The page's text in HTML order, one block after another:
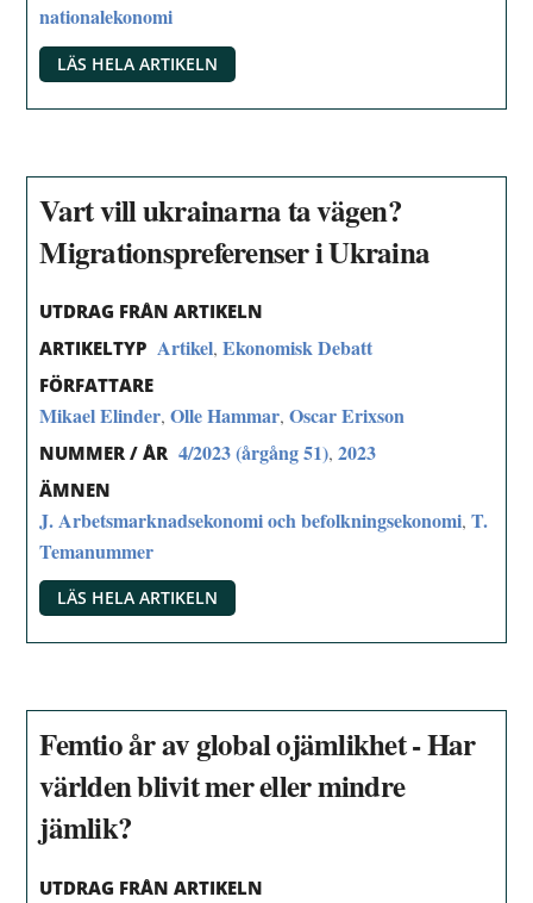
nationalekonomi
LÄS HELA ARTIKELN
Vart vill ukrainarna ta vägen?
Migrationspreferenser i Ukraina
UTDRAG FRÅN ARTIKELN
ARTIKELTYP Artikel,Ekonomisk Debatt
FÖRFATTARE
Mikael Elinder,Olle Hammar,Oscar Erixson
NUMMER / ÅR 4/2023 (årgång 51),2023
ÄMNEN
J. Arbetsmarknadsekonomi och befolkningsekonomi,T.
Temanummer
LÄS HELA ARTIKELN
Femtio år av global ojämlikhet - Har
världen blivit mer eller mindre
jämlik?
UTDRAG FRÅN ARTIKELN